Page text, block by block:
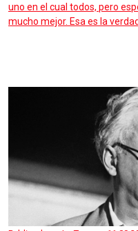
uno en el cual todos, pero
mucho mejor. Esa es la verdad.